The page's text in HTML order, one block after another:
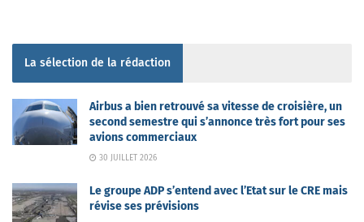
La sélection de la rédaction
Airbus a bien retrouvé sa vitesse de croisière, un
second semestre qui s’annonce très fort pour ses
avions commerciaux
30 JUILLET 2026
Le groupe ADP s’entend avec l’Etat sur le CRE mais
révise ses prévisions